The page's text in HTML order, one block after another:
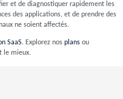
et de diagnostiquer rapidement les
des applications, et de prendre des
ne soient affectés.
SaaS. Explorez nos plansou
le mieux.